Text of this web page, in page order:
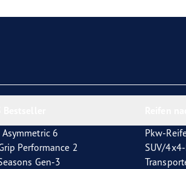
Asymmetric 6
Performance 2
Gen-3
Pkw-
SUV/